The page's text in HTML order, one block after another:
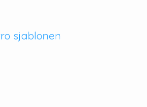
sjablonen